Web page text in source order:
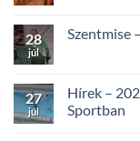
28
júl
Szentmise
27
júl
Hírek –
Sportban